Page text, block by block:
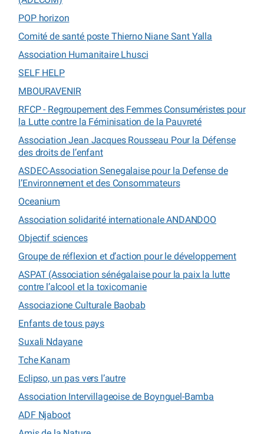
POP horizon
Comité de santé poste Thierno Niane Sant Yalla
Association Humanitaire Lhusci
SELF HELP
MBOURAVENIR
RFCP - Regroupement des Femmes Consuméristes pour
la Lutte contre la Féminisation de la Pauvreté
Association Jean Jacques Rousseau Pour la Défense
des droits de l’enfant
ASDEC-Association Senegalaise pour la Defense de
l’Environnement et des Consommateurs
Oceanium
Association solidarité internationale ANDANDOO
Objectif sciences
Groupe de réflexion et d’action pour le développement
ASPAT (Association sénégalaise pour la paix la lutte
contre l’alcool et la toxicomanie
Associazione Culturale Baobab
Enfants de tous pays
Suxali Ndayane
Tche Kanam
Eclipso, un pas vers l’autre
Association Intervillageoise de Boynguel-Bamba
ADF Njaboot